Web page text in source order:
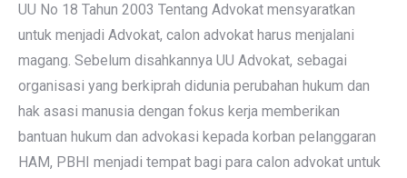
UU No 18 Tahun 2003 Tentang Advokat mensyaratkan
untuk menjadi Advokat, calon advokat harus menjalani
magang. Sebelum disahkannya UU Advokat, sebagai
organisasi yang berkiprah didunia perubahan hukum dan
hak asasi manusia dengan fokus kerja memberikan
bantuan hukum dan advokasi kepada korban pelanggaran
HAM, PBHI menjadi tempat bagi para calon advokat untuk